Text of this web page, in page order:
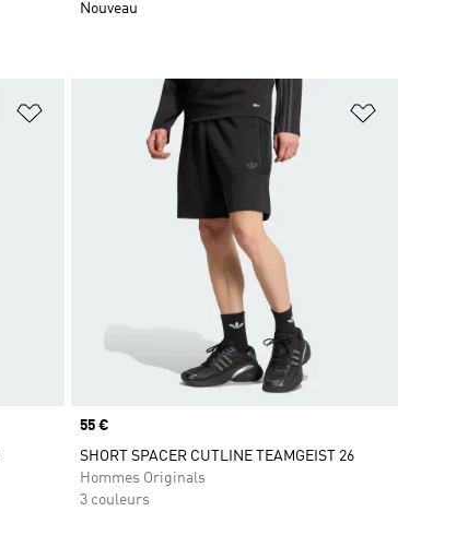
Nouveau
Ajouter à la Liste de produits favoris
Prix
55 €
SHORT SPACER CUTLINE TEAMGEIST 26
Hommes Originals
3 couleurs